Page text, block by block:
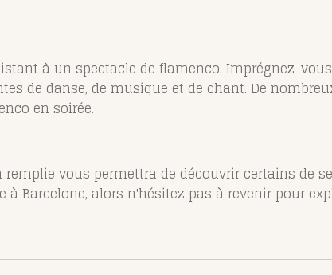
à un spectacle de flamenco. Imprégnez-
de danse, de musique et de chant. De
en soirée.
vous permettra de découvrir certains de
Barcelone, alors n'hésitez pas à revenir pour